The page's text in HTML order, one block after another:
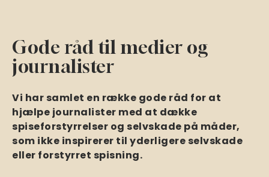
Gode råd til medier og
journalister
Vi har samlet en række gode råd for at
hjælpe journalister med at dække
spiseforstyrrelser og selvskade på måder,
som ikke inspirerer til yderligere selvskade
eller forstyrret spisning.